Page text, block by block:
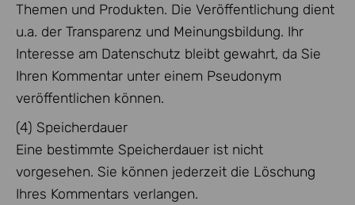
Themen und Produkten. Die Veröffentlichung dient
u.a. der Transparenz und Meinungsbildung. Ihr
Interesse am Datenschutz bleibt gewahrt, da Sie
Ihren Kommentar unter einem Pseudonym
veröffentlichen können.
(4) Speicherdauer
Eine bestimmte Speicherdauer ist nicht
vorgesehen. Sie können jederzeit die Löschung
Ihres Kommentars verlangen.